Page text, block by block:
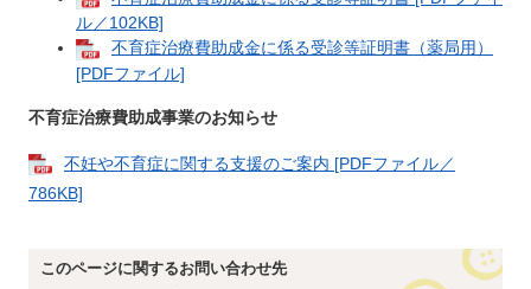
ル／102KB]
不育症治療費助成金に係る受診等証明書（薬局用）
[PDFファイル]
不育症治療費助成事業のお知らせ
不妊や不育症に関する支援のご案内 [PDFファイル／
786KB]
このページに関するお問い合わせ先